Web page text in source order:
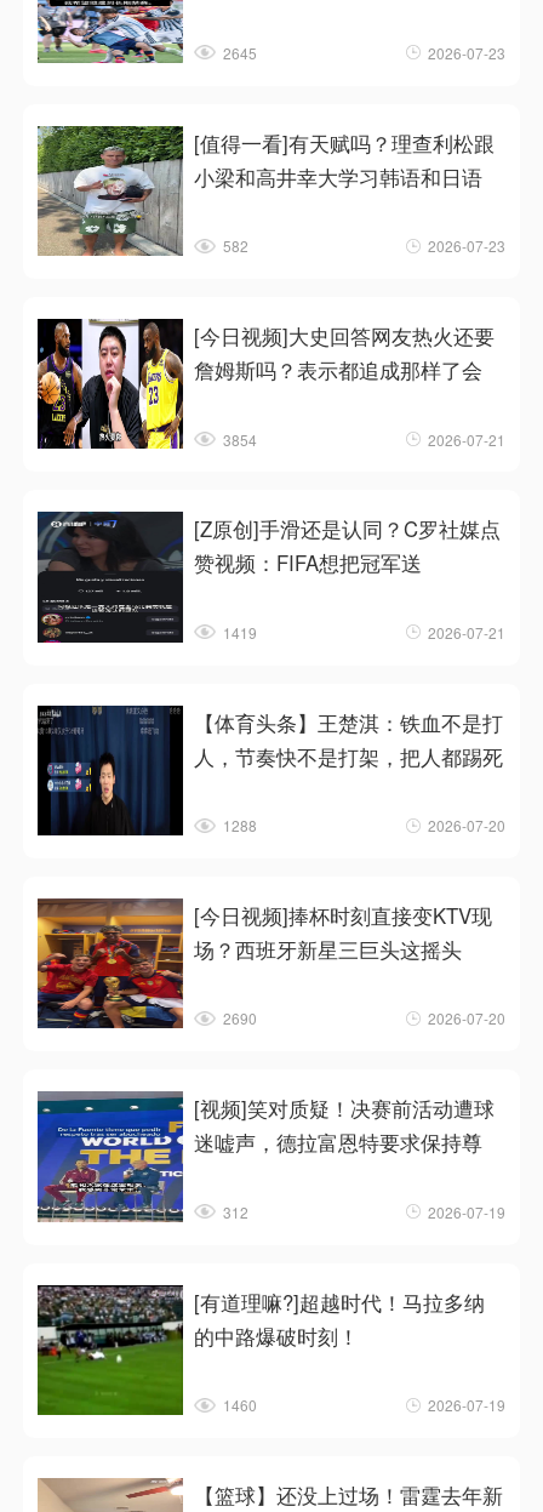
2645 2026-07-23
[值得一看]有天赋吗？理查利松跟
小梁和高井幸大学习韩语和日语
582 2026-07-23
[今日视频]大史回答网友热火还要
詹姆斯吗？表示都追成那样了会
3854 2026-07-21
[Z原创]手滑还是认同？C罗社媒点
赞视频：FIFA想把冠军送
1419 2026-07-21
【体育头条】王楚淇：铁血不是打
人，节奏快不是打架，把人都踢死
1288 2026-07-20
[今日视频]捧杯时刻直接变KTV现
场？西班牙新星三巨头这摇头
2690 2026-07-20
[视频]笑对质疑！决赛前活动遭球
迷嘘声，德拉富恩特要求保持尊
312 2026-07-19
[有道理嘛?]超越时代！马拉多纳
的中路爆破时刻！
1460 2026-07-19
【篮球】还没上过场！雷霆去年新